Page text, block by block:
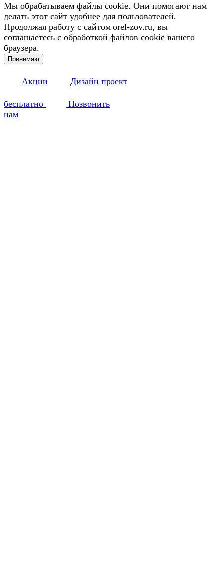
Мы обрабатываем файлы cookie. Они помогают нам
делать этот сайт удобнее для пользователей.
Продолжая работу с сайтом orel-zov.ru, вы
соглашаетесь с обработкой файлов cookie вашего
браузера.
Принимаю
Акции Дизайн проект
бесплатно
Позвонить
нам